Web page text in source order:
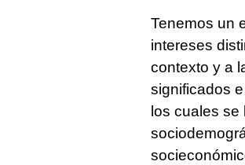
Tenemos un
intereses
contexto y a
significados
los cuales